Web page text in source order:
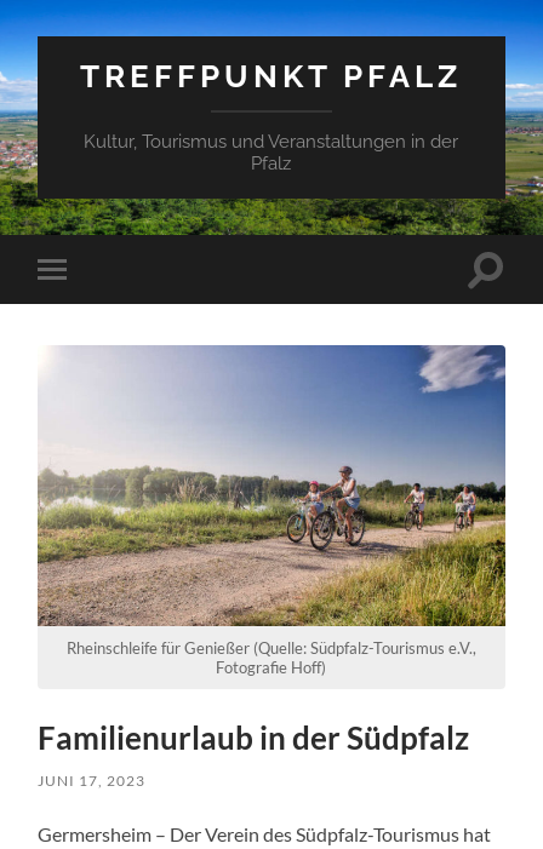
TREFFPUNKT PFALZ
Kultur, Tourismus und Veranstaltungen in der
Pfalz
Mobile-
Menü
Rheinschleife für Genießer (Quelle: Südpfalz-Tourismus e.V.,
Fotografie Hoff)
Familienurlaub in der Südpfalz
JUNI 17, 2023
Germersheim – Der Verein des Südpfalz-Tourismus hat